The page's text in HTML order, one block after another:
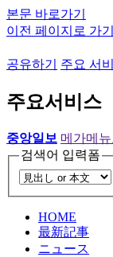
본문 바로가기
이전 페이지로 가기
공유하기 주요 서
주요서비스
중앙일보 메가메뉴
검색어 입력폼
HOME
最新記事
ニュース